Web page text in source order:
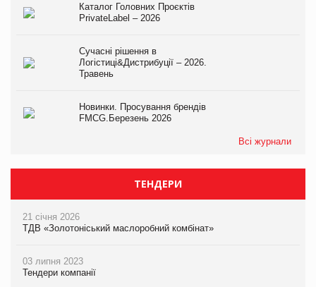
Каталог Головних Проєктів
PrivateLabel – 2026
Сучасні рішення в
Логістиці&Дистрибуції – 2026.
Травень
Новинки. Просування брендів
FMCG.Березень 2026
Всі журнали
ТЕНДЕРИ
21 січня 2026
ТДВ «Золотоніський маслоробний комбінат»
03 липня 2023
Тендери компанії